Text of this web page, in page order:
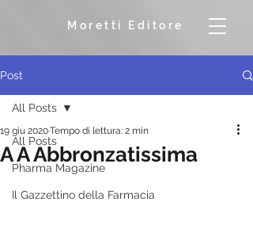
Moretti Editore
Post
All Posts
Pharma Magazine
Il Gazzettino della Farmacia
All Posts
A A Abbronzatissima
19 giu 2020Tempo di lettura: 2 min